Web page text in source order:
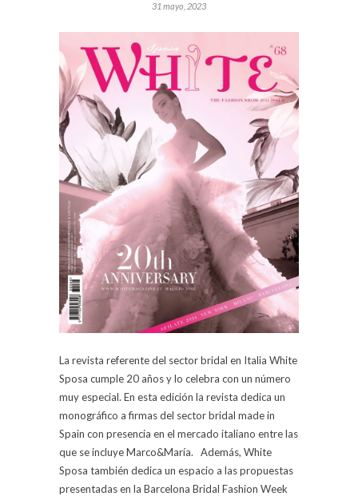
31 mayo, 2023
La revista referente del sector bridal en Italia White
Sposa cumple 20 años y lo celebra con un número
muy especial. En esta edición la revista dedica un
monográfico a firmas del sector bridal made in
Spain con presencia en el mercado italiano entre las
que se incluye Marco&María. Además, White
Sposa también dedica un espacio a las propuestas
presentadas en la Barcelona Bridal Fashion Week